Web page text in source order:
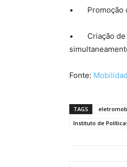
• Promoção
• Criação de
Fonte:
TAGS
Instituto de